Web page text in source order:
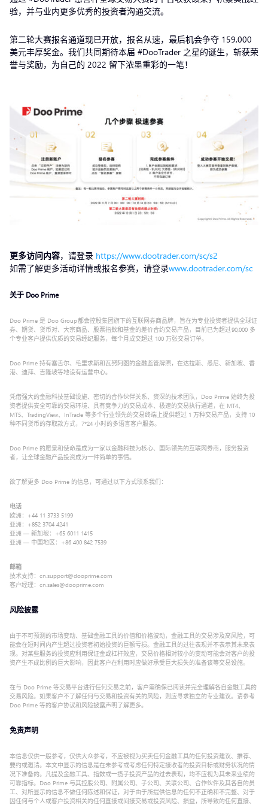
验，并与业内更多优秀的投资者沟通交流。
第二轮大赛报名通道现已开放，报名从速，最后机会争夺 159,000
美元丰厚奖金。我们共同期待本届 #DooTrader 之星的诞生，斩获荣
誉与奖励，为自己的 2022 留下浓墨重彩的一笔！
更多访问内容，请登录 https://www.dootrader.com/sc/s2
如需了解更多活动详情或报名参赛，请登录www.dootrader.com/sc
关于 Doo Prime
Doo Prime 是 Doo Group 都会控股集团旗下的互联网券商品牌，旨在为专业投资者提供全球证
券、期货、货币对、大宗商品、股票指数和基金的差价合约交易产品，目前已为超过 90,000 多
个专业客户提供优质的交易经纪服务，每个月成交超过 100 万张交易订单。
Doo Prime 持有塞舌尔、毛里求斯和瓦努阿图的金融监管牌照，在达拉斯、悉尼、新加坡、香
港、迪拜、吉隆坡等地设有运营中心。
凭借强大的金融科技基础设施、密切的合作伙伴关系、资深的技术团队，Doo Prime 始终为投
资者提供安全可靠的交易环境、具有竞争力的交易成本、极速的交易执行通道，在 MT4、
MT5、TradingView、InTrade 等多个行业领先的交易终端上提供超过 1 万种交易产品，支持 10
种不同货币的存取款方式，7*24 小时的多语言客户服务。
Doo Prime 的愿景和使命是成为一家以金融科技为核心、国际领先的互联网券商，服务投资
者，让全球金融产品投资成为一件简单的事情。
欲了解更多 Doo Prime 的信息，可通过以下方式联系我们：
电话
欧洲：+44 11 3733 5199
亚洲：+852 3704 4241
亚洲 — 新加坡：+65 6011 1415
亚洲 — 中国地区：+86 400 842 7539
邮箱
技术支持：cn.support@dooprime.com
客户经理：cn.sales@dooprime.com
风险披露
由于不可预测的市场变动、基础金融工具的价值和价格波动，金融工具的交易涉及高风险，可
能会在短时间内产生超过投资者初始投资的巨额亏损。金融工具的过往表现并不表示其未来表
现。对某些服务的投资应利用保证金或杠杆效应，交易价格相对较小的变动可能会对客户的投
资产生不成比例的巨大影响，因此客户在利用时应做好承受巨大损失的准备该等交易设施。
在与 Doo Prime 等交易平台进行任何交易之前，客户需确保已阅读并完全理解各自金融工具的
交易风险。如果客户不了解任何与交易和投资有关的风险，则应寻求独立的专业建议。请参考
Doo Prime 等的客户协议和风险披露声明了解更多。
免责声明
本信息仅供一般参考，仅供大众参考，不应被视为买卖任何金融工具的任何投资建议、推荐、
要约或邀请。本文中显示的信息是在未参考或考虑任何特定接收者的投资目标或财务状况的情
况下准备的。凡提及金融工具、指数或一揽子投资产品的过去表现，均不应视为其未来业绩的
可靠指标。Doo Prime 与其控股公司、附属公司、子公司、关联公司、合作伙伴及其各自的员
工、对所显示的信息不做任何陈述和保证，对于由于所提供信息的任何不正确和不完整、对于
因任何与个人或客户投资相关的任何直接或间接交易或投资风险、损益，所导致的任何直接、